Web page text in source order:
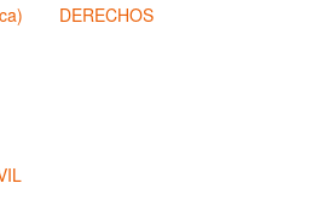
DERECHOS